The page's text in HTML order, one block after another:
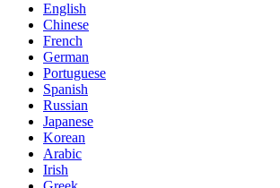
English
Chinese
French
German
Portuguese
Spanish
Russian
Japanese
Korean
Arabic
Irish